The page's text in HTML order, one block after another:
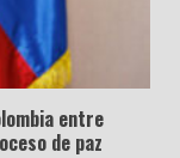
entre
de paz